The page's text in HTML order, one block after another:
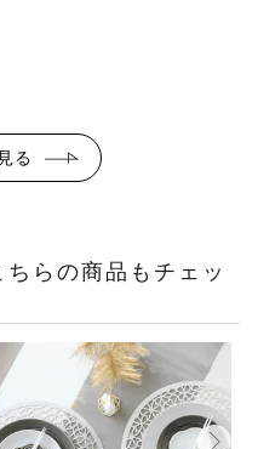
る
らの商品もチェッ